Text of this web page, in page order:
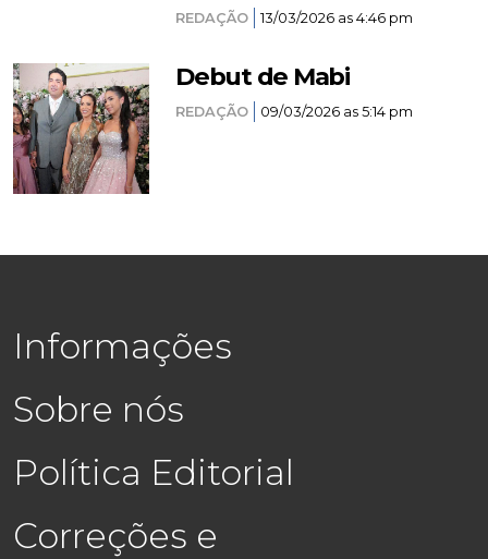
REDAÇÃO 13/03/2026 as 4:46 pm
Debut de Mabi
REDAÇÃO 09/03/2026 as 5:14 pm
Informações
Sobre nós
Política Editorial
Correções e